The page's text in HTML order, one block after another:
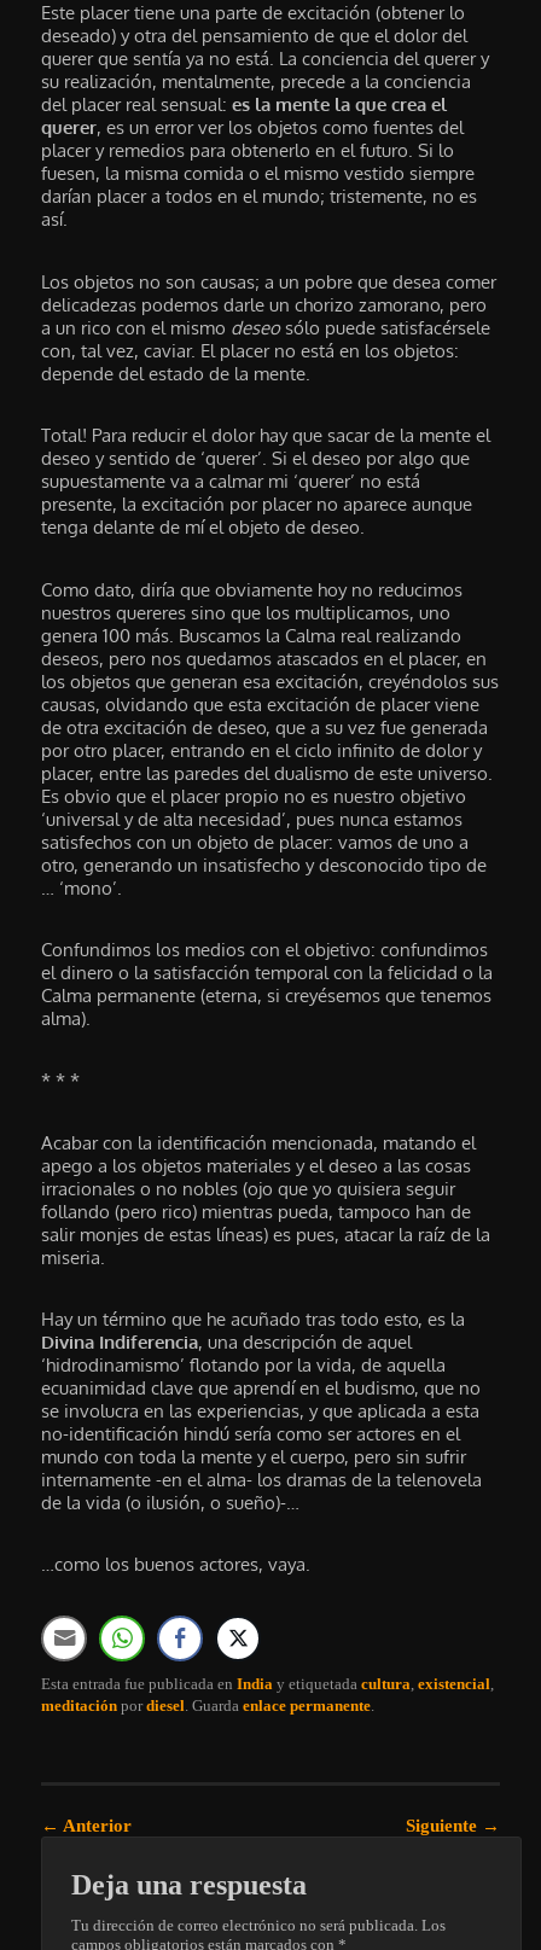
Este placer tiene una parte de excitación (obtener lo
deseado) y otra del pensamiento de que el dolor del
querer que sentía ya no está. La conciencia del querer y
su realización, mentalmente, precede a la conciencia
del placer real sensual:es la mente la que crea el
querer, es un error ver los objetos como fuentes del
placer y remedios para obtenerlo en el futuro. Si lo
fuesen, la misma comida o el mismo vestido siempre
darían placer a todos en el mundo; tristemente, no es
así.
Los objetos no son causas; a un pobre que desea comer
delicadezas podemos darle un chorizo zamorano, pero
a un rico con el mismo deseosólo puede satisfacérsele
con, tal vez, caviar. El placer no está en los objetos:
depende del estado de la mente.
Total! Para reducir el dolor hay que sacar de la mente el
deseo y sentido de ‘querer’. Si el deseo por algo que
supuestamente va a calmar mi ‘querer’ no está
presente, la excitación por placer no aparece aunque
tenga delante de mí el objeto de deseo.
Como dato, diría que obviamente hoy no reducimos
nuestros quereres sino que los multiplicamos, uno
genera 100 más. Buscamos la Calma real realizando
deseos, pero nos quedamos atascados en el placer, en
los objetos que generan esa excitación, creyéndolos sus
causas, olvidando que esta excitación de placer viene
de otra excitación de deseo, que a su vez fue generada
por otro placer, entrando en el ciclo infinito de dolor y
placer, entre las paredes del dualismo de este universo.
Es obvio que el placer propio no es nuestro objetivo
‘universal y de alta necesidad’, pues nunca estamos
satisfechos con un objeto de placer: vamos de uno a
otro, generando un insatisfecho y desconocido tipo de
… ‘mono’.
Confundimos los medios con el objetivo: confundimos
el dinero o la satisfacción temporal con la felicidad o la
Calma permanente (eterna, si creyésemos que tenemos
alma).
* * *
Acabar con la identificación mencionada, matando el
apego a los objetos materiales y el deseo a las cosas
irracionales o no nobles (ojo que yo quisiera seguir
follando (pero rico) mientras pueda, tampoco han de
salir monjes de estas líneas) es pues, atacar la raíz de la
miseria.
Hay un término que he acuñado tras todo esto, es la
Divina Indiferencia, una descripción de aquel
‘hidrodinamismo’ flotando por la vida, de aquella
ecuanimidad clave que aprendí en el budismo, que no
se involucra en las experiencias, y que aplicada a esta
no-identificación hindú sería como ser actores en el
mundo con toda la mente y el cuerpo, pero sin sufrir
internamente -en el alma- los dramas de la telenovela
de la vida (o ilusión, o sueño)-…
…como los buenos actores, vaya.
Esta entrada fue publicada enIndia y etiquetadacultura ,existencial
meditación pordiesel . Guardaenlace permanente
Navegación de entradas
← Anterior Siguiente →
Deja una respuesta
Tu dirección de correo electrónico no será publicada. Los
campos obligatorios están marcados con*